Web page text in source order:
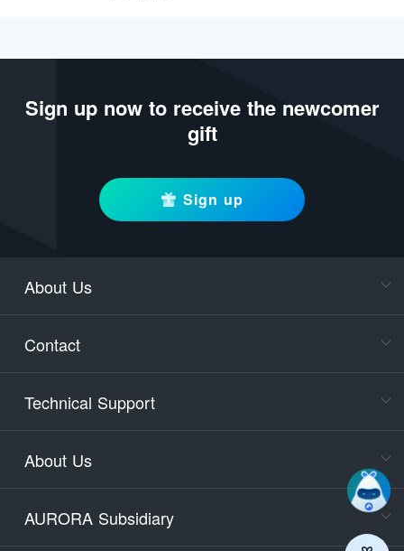
Sign up now to receive the newcomer
gift
Sign up
About Us
Contact
Technical Support
About Us
AURORA Subsidiary
days)
9:30-